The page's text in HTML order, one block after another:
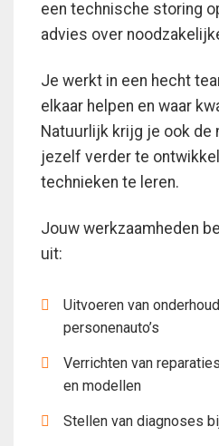
een technische storing
advies over
Je werkt in een hecht
elkaar helpen en waar
Natuurlijk krijg je ook de
jezelf verder te
technieken te leren.
Jouw werkzaamheden
uit:
Uitvoeren van
personenauto’s
Verrichten van
en modellen
Stellen van diagnoses